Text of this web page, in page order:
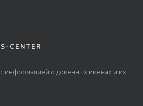
CENTER
с информацией о доменных именах и их